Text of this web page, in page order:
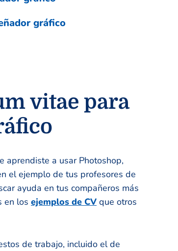
gráfico
vitae para
aprendiste a usar Photoshop,
el ejemplo de tus profesores de
ayuda en tus compañeros más
en los ejemplos de CV que otros
de trabajo, incluido el de